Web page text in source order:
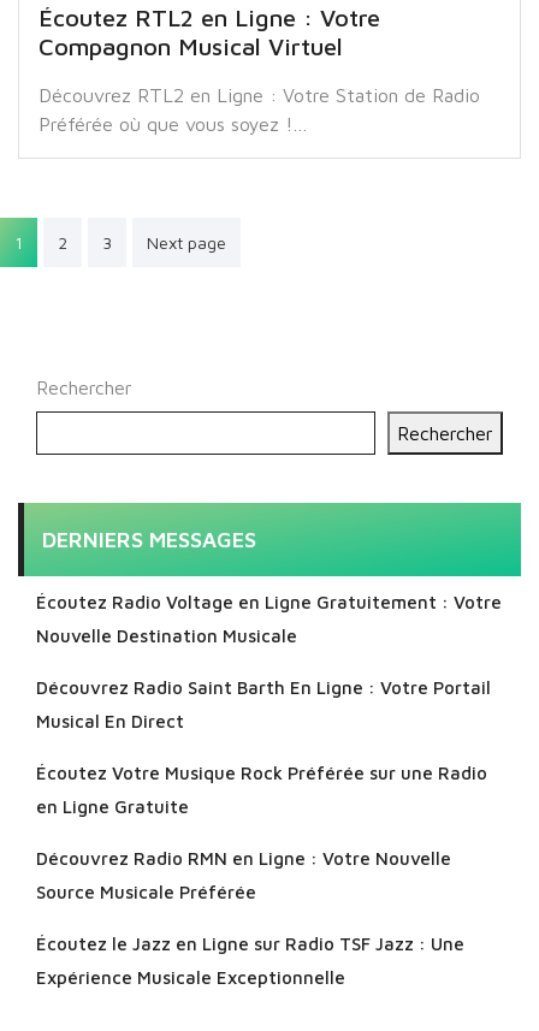
Écoutez RTL2 en Ligne : Votre
Compagnon Musical Virtuel
Découvrez RTL2 en Ligne : Votre Station de Radio
Préférée où que vous soyez !…
Pagination
1 2 3 Next page
Rechercher
Rechercher
DERNIERS MESSAGES
Écoutez Radio Voltage en Ligne Gratuitement : Votre
Nouvelle Destination Musicale
Découvrez Radio Saint Barth En Ligne : Votre Portail
Musical En Direct
Écoutez Votre Musique Rock Préférée sur une Radio
en Ligne Gratuite
Découvrez Radio RMN en Ligne : Votre Nouvelle
Source Musicale Préférée
Écoutez le Jazz en Ligne sur Radio TSF Jazz : Une
Expérience Musicale Exceptionnelle